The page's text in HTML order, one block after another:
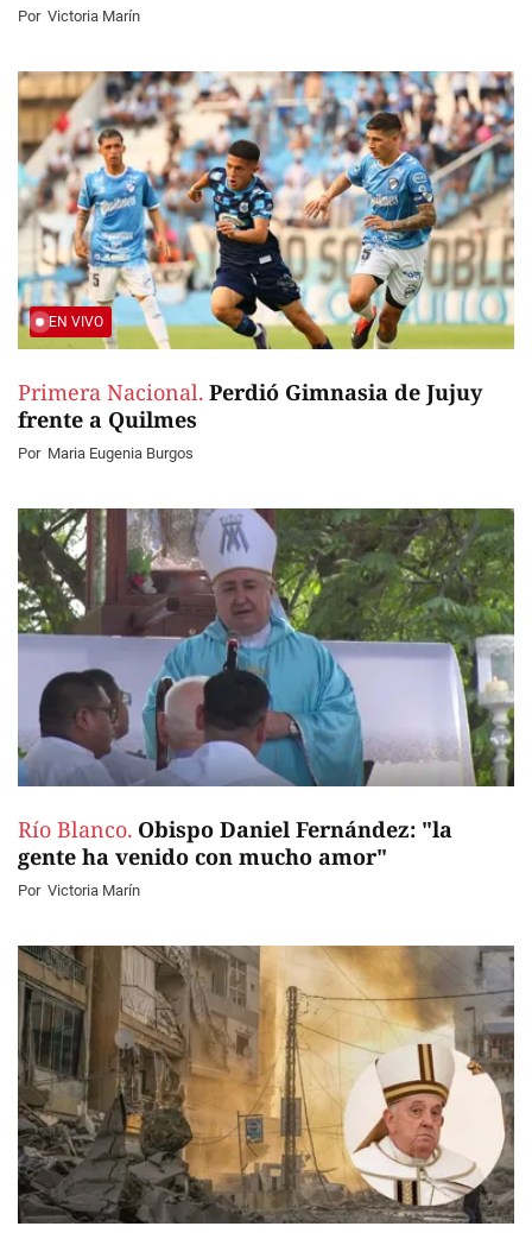
Por Victoria Marín
EN VIVO
Primera Nacional. Perdió Gimnasia de Jujuy
frente a Quilmes
Por Maria Eugenia Burgos
Río Blanco. Obispo Daniel Fernández: "la
gente ha venido con mucho amor"
Por Victoria Marín